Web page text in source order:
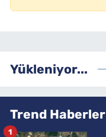
Yükleniyor...
Trend Haberler
1